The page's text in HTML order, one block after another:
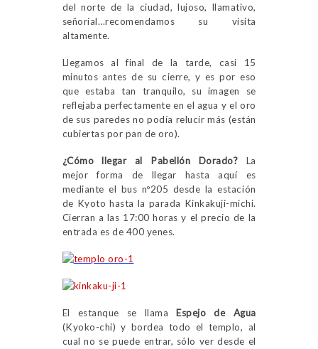
del norte de la ciudad, lujoso, llamativo,
señorial…recomendamos su visita
altamente.
Llegamos al final de la tarde, casi 15
minutos antes de su cierre, y es por eso
que estaba tan tranquilo, su imagen se
reflejaba perfectamente en el agua y el oro
de sus paredes no podía relucir más (están
cubiertas por pan de oro).
¿Cómo llegar al Pabellón Dorado? La
mejor forma de llegar hasta aquí es
mediante el bus nº205 desde la estación
de Kyoto hasta la parada Kinkakuji-michi.
Cierran a las 17:00 horas y el precio de la
entrada es de 400 yenes.
El estanque se llama Espejo de Agua
(Kyoko-chi) y bordea todo el templo, al
cual no se puede entrar, sólo ver desde el